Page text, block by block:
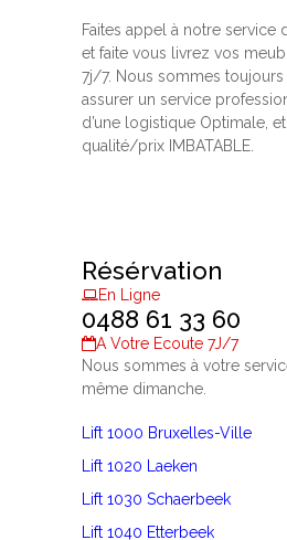
Faites appel à notre service
et faite vous livrez vos
7j/7. Nous sommes
assurer un service
d’une logistique Optimale,
qualité/prix IMBATABLE.
Résérvation
En Ligne
0488 61 33 60
A Votre Ecoute 7J/7
Nous sommes à votre
même dimanche.
Lift 1000 Bruxelles-Ville
Lift 1020 Laeken
Lift 1030 Schaerbeek
Lift 1040 Etterbeek